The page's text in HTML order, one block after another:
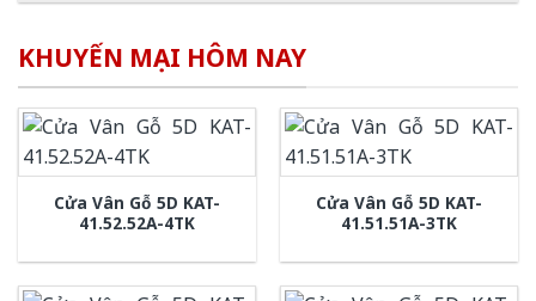
KHUYẾN MẠI HÔM NAY
Cửa Vân Gỗ 5D KAT-
41.52.52A-4TK
Cửa Vân Gỗ 5D KAT-
41.51.51A-3TK